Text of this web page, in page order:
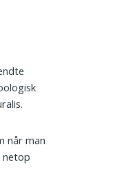
når man
netop